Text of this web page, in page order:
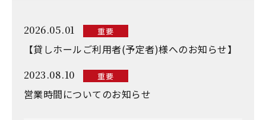
2026.05.01 重要
【貸しホールご利用者(予定者)様へのお知らせ】
2023.08.10 重要
営業時間についてのお知らせ